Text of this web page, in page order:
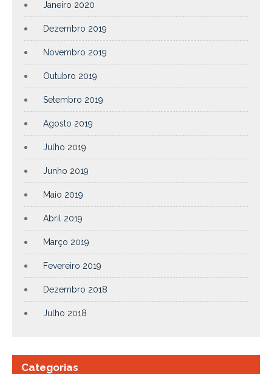
Janeiro 2020
Dezembro 2019
Novembro 2019
Outubro 2019
Setembro 2019
Agosto 2019
Julho 2019
Junho 2019
Maio 2019
Abril 2019
Março 2019
Fevereiro 2019
Dezembro 2018
Julho 2018
Categorias